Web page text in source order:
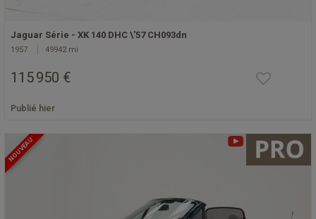
Jaguar Série - XK 140 DHC \'57 CH093dn
1957 49942 mi
115 950 €
Publié hier
NOUVEAU